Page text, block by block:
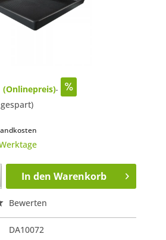
(Onlinepreis)
In den Warenkorb
Bewerten
DA10072